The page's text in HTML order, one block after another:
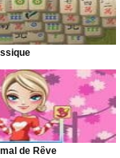
de Rêve